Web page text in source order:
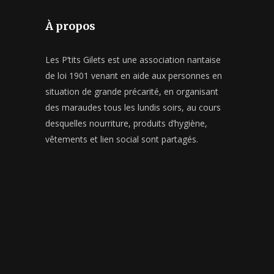
À propos
Les P’tits Gilets est une association nantaise
de loi 1901 venant en aide aux personnes en
situation de grande précarité, en organisant
des maraudes tous les lundis soirs, au cours
desquelles nourriture, produits d’hygiène,
vêtements et lien social sont partagés.